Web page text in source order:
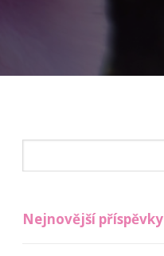
Nejnovější příspěvky